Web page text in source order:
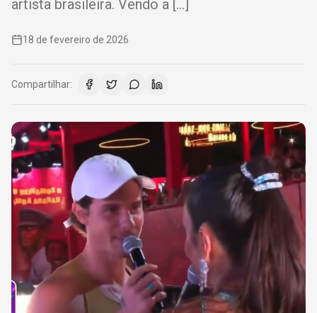
artista brasileira. Vendo a […]
18 de fevereiro de 2026
Compartilhar: